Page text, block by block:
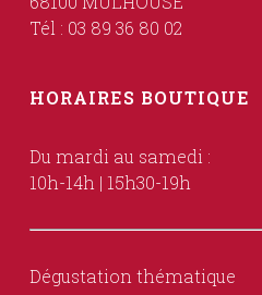
Tél : 03 89 36 80 02
HORAIRES BOUTIQUE
Du mardi au samedi :
10h-14h | 15h30-19h
Dégustation thématique